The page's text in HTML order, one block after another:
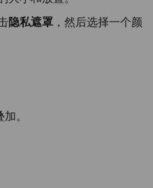
隐私遮罩 ，然后选择一个颜
。